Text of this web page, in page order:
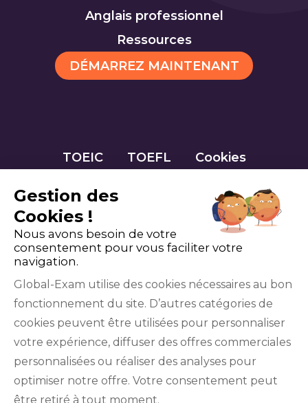
Anglais professionnel
Ressources
DÉMARREZ MAINTENANT
TOEIC TOEFL Cookies
YouTube
Gestion des
Cookies !
Nous avons besoin de votre
consentement pour vous faciliter votre
navigation.
Global-Exam utilise des cookies nécessaires au bon
fonctionnement du site. D’autres catégories de
cookies peuvent être utilisées pour personnaliser
votre expérience, diffuser des offres commerciales
personnalisées ou réaliser des analyses pour
optimiser notre offre. Votre consentement peut
être retiré à tout moment.